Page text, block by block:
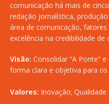
comunicação há mais de
redação jornalística,
área de comunicação,
excelência na credibilidade de
Visão: Consolidar “A Ponte”
forma clara e objetiva para os
Valores: Inovação;